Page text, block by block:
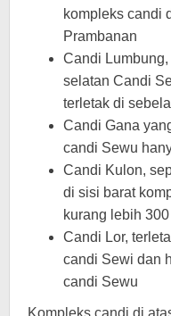
kompleks candi
Prambanan
Candi
selatan Candi
terletak di
Candi Gana
candi Sewu
Candi Kulon,
di sisi barat
kurang lebih 300
Candi Lor,
candi Sewi dan
candi Sewu
Kompleks candi di